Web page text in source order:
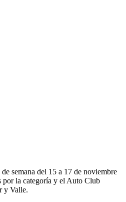
semana del 15 a 17 de noviembre
por la categoría y el Auto Club
y Valle.